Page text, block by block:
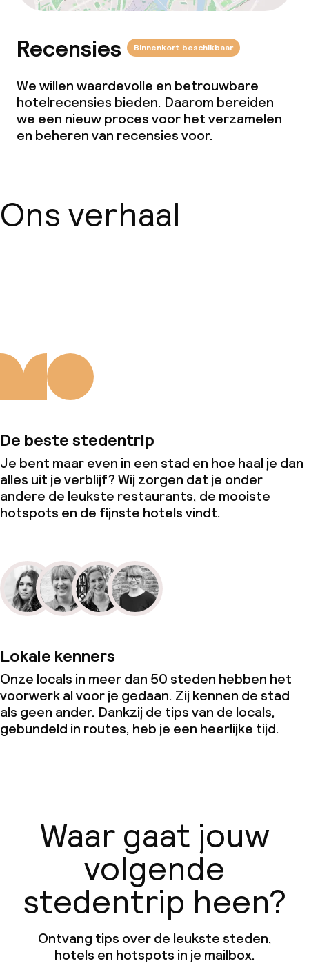
Recensies Binnenkort beschikbaar
We willen waardevolle en betrouwbare
hotelrecensies bieden. Daarom bereiden
we een nieuw proces voor het verzamelen
en beheren van recensies voor.
Ons verhaal
De beste stedentrip
Je bent maar even in een stad en hoe haal je dan
alles uit je verblijf? Wij zorgen dat je onder
andere de leukste restaurants, de mooiste
hotspots en de fijnste hotels vindt.
Lokale kenners
Onze locals in meer dan 50 steden hebben het
voorwerk al voor je gedaan. Zij kennen de stad
als geen ander. Dankzij de tips van de locals,
gebundeld in routes, heb je een heerlijke tijd.
Waar gaat jouw
volgende
stedentrip heen?
Ontvang tips over de leukste steden,
hotels en hotspots in je mailbox.